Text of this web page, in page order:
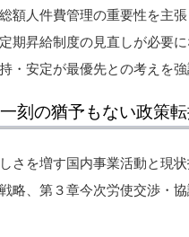
額人件費管理の重要性を主
期昇給制度の見直しが必要
・安定が最優先との考えを強
刻の猶予もない政策
さを増す国内事業活動と現
略、第３章今次労使交渉・